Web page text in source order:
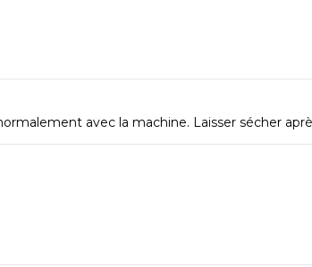
avec la machine. Laisser sécher